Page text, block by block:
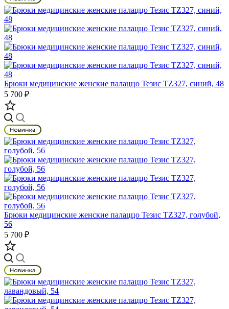
Брюки медицинские женские палаццо Тезис TZ327, синий, 48
5 700 ₽
Брюки медицинские женские палаццо Тезис TZ327, голубой,
56
5 700 ₽